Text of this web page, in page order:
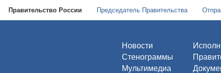
Правительство России Председатель Правительства
Новости
Стенограммы
Мультимедиа